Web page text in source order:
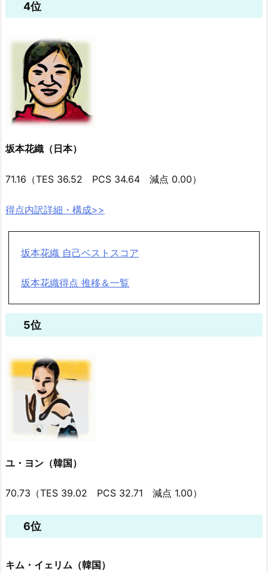
4位
坂本花織（日本）
71.16（TES 36.52 PCS 34.64 減点 0.00）
得点内訳詳細・構成>>
坂本花織 自己ベストスコア
坂本花織得点 推移＆一覧
5位
ユ・ヨン（韓国）
70.73（TES 39.02 PCS 32.71 減点 1.00）
6位
キム・イェリム（韓国）